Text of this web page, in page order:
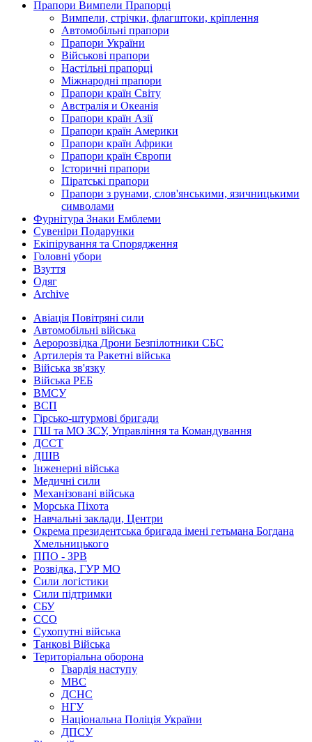
Прапори Вимпели Прапорці
Вимпели, стрічки, флагштоки, кріплення
Автомобільні прапори
Прапори України
Військові прапори
Настільні прапорці
Міжнародні прапори
Прапори країн Світу
Австралія и Океанія
Прапори країн Азії
Прапори країн Америки
Прапори країн Африки
Прапори країн Європи
Історичні прапори
Піратські прапори
Прапори з рунами, слов'янськими, язичницькими
символами
Фурнітура Знаки Емблеми
Сувеніри Подарунки
Екіпірування та Спорядження
Головні убори
Взуття
Одяг
Archive
Авіація Повітряні сили
Автомобільні війська
Аеророзвідка Дрони Безпілотники СБС
Артилерія та Ракетні війська
Війська зв'язку
Війська РЕБ
ВМСУ
ВСП
Гірсько-штурмові бригади
ГШ та МО ЗСУ, Управління та Командування
ДССТ
ДШВ
Інженерні війська
Медичні сили
Механізовані війська
Морська Піхота
Навчальні заклади, Центри
Окрема президентська бригада імені гетьмана Богдана
Хмельницького
ППО - ЗРВ
Розвідка, ГУР МО
Сили логістики
Сили підтримки
СБУ
ССО
Сухопутні війська
Танкові Війська
Територіальна оборона
Гвардія наступу
МВС
ДСНС
НГУ
Національна Поліція України
ДПСУ